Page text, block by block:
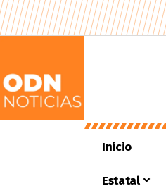
Inicio
Estatal